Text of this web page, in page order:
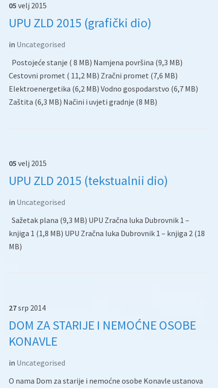
05 velj 2015
UPU ZLD 2015 (grafički dio)
in Uncategorised
Postojeće stanje ( 8 MB) Namjena površina (9,3 MB)
Cestovni promet ( 11,2 MB) Zračni promet (7,6 MB)
Elektroenergetika (6,2 MB) Vodno gospodarstvo (6,7 MB)
Zaštita (6,3 MB) Načini i uvjeti gradnje (8 MB)
05 velj 2015
UPU ZLD 2015 (tekstualnii dio)
in Uncategorised
Sažetak plana (9,3 MB) UPU Zračna luka Dubrovnik 1 –
knjiga 1 (1,8 MB) UPU Zračna luka Dubrovnik 1 – knjiga 2 (18
MB)
27srp 2014
DOM ZA STARIJE I NEMOĆNE OSOBE
KONAVLE
in Uncategorised
O nama Dom za starije i nemoćne osobe Konavle ustanova